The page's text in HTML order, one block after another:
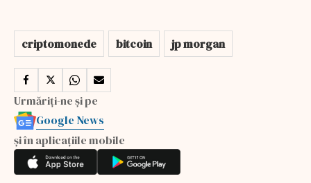
criptomonede bitcoin jp morgan
Urmăriți-ne și pe
Google News
și în aplicațiile mobile